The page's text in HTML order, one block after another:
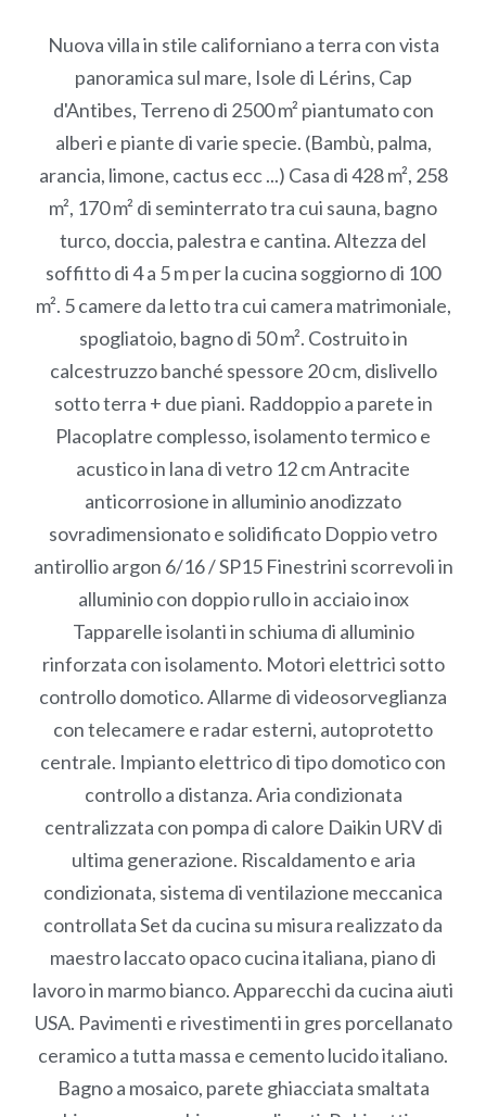
Nuova villa in stile californiano a terra con vista
panoramica sul mare, Isole di Lérins, Cap
d'Antibes, Terreno di 2500 m² piantumato con
alberi e piante di varie specie. (Bambù, palma,
arancia, limone, cactus ecc ...) Casa di 428 m², 258
m², 170 m² di seminterrato tra cui sauna, bagno
turco, doccia, palestra e cantina. Altezza del
soffitto di 4 a 5 m per la cucina soggiorno di 100
m². 5 camere da letto tra cui camera matrimoniale,
spogliatoio, bagno di 50 m². Costruito in
calcestruzzo banché spessore 20 cm, dislivello
sotto terra + due piani. Raddoppio a parete in
Placoplatre complesso, isolamento termico e
acustico in lana di vetro 12 cm Antracite
anticorrosione in alluminio anodizzato
sovradimensionato e solidificato Doppio vetro
antirollio argon 6/16 / SP15 Finestrini scorrevoli in
alluminio con doppio rullo in acciaio inox
Tapparelle isolanti in schiuma di alluminio
rinforzata con isolamento. Motori elettrici sotto
controllo domotico. Allarme di videosorveglianza
con telecamere e radar esterni, autoprotetto
centrale. Impianto elettrico di tipo domotico con
controllo a distanza. Aria condizionata
centralizzata con pompa di calore Daikin URV di
ultima generazione. Riscaldamento e aria
condizionata, sistema di ventilazione meccanica
controllata Set da cucina su misura realizzato da
maestro laccato opaco cucina italiana, piano di
lavoro in marmo bianco. Apparecchi da cucina aiuti
USA. Pavimenti e rivestimenti in gres porcellanato
ceramico a tutta massa e cemento lucido italiano.
Bagno a mosaico, parete ghiacciata smaltata